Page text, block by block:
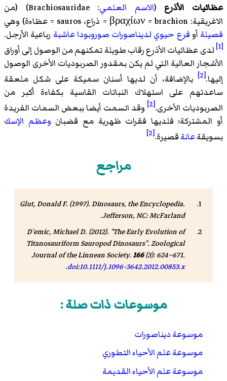
عظائيات الأذرع (الاسم العلمي:
Brachiosauridae) (من
الاغريقية: βραχίων = brachion = ذراع، sauros = عظاءة) وهي
فصيلة أو فرع حيوي لديناصورات صوروبوداعاشبة رباعية الأرجل.
[1]
لدى عظائيات الأذرع رقاب طويلة تمكنهم من الوصول إلى أوراق
الأشجار العالية التي لم يكن بمقدور الصربوديات الأخرى الوصول
إليها.[2]
بالإضافة، أن لديها أسنان سميكة على شكل ملعقة
ساعدتهم على استهلاك النباتات القاسية بكفاءة أكبر من
الصربوديات الأخرى.[2]
وقد اتسمت أيضا ببعض السمات الفريدة
أو المشتركة؛ فلديها فقرات ظهرية مع قضبان وعظم الإسك
بسويقةعانةقصيرة.[2]
مراجع
Glut, Donald F. (1997).Dinosaurs, the Encyclopedia.
Jefferson, NC: McFarland.
D'emic, Michael D. (2012). "The Early Evolution of
Titanosauriform Sauropod Dinosaurs".Zoological
Journal of the Linnean Society.166(3): 624–671.
doi:10.1111/j.1096-3642.2012.00853.x
.
موسوعات ذات صلة :
موسوعة ديناصورات
موسوعة علم الأحياء التطوري
موسوعة علم الأحياء القديمة